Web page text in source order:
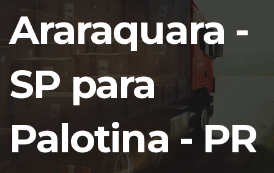
Araraquara -
SP para
Palotina - PR